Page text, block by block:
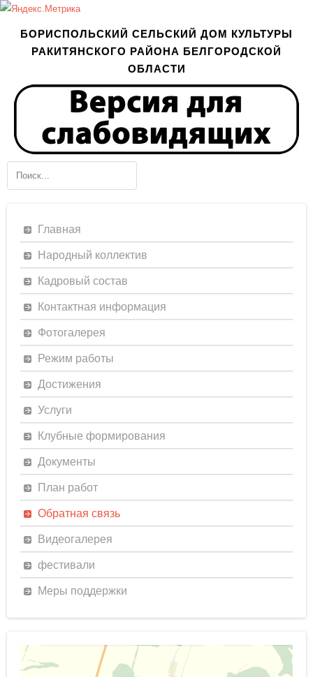
БОРИСПОЛЬСКИЙ СЕЛЬСКИЙ ДОМ КУЛЬТУРЫ
РАКИТЯНСКОГО РАЙОНА БЕЛГОРОДСКОЙ
ОБЛАСТИ
Главная
Народный коллектив
Кадровый состав
Контактная информация
Фотогалерея
Режим работы
Достижения
Услуги
Клубные формирования
Документы
План работ
Обратная связь
Видеогалерея
фестивали
Меры поддержки